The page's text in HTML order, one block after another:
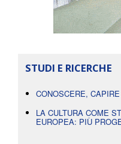
STUDI E RICERCHE
CONOSCERE,
LA CULTURA COME
EUROPEA: PIÙ